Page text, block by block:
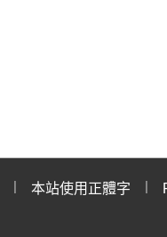
本站使用正體字